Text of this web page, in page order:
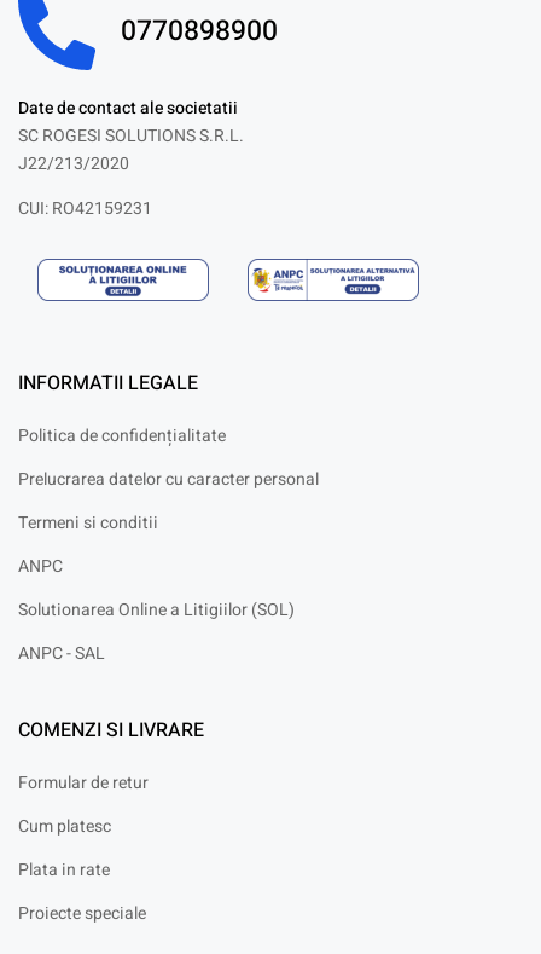
0770898900
Date de contact ale societatii
SC ROGESI SOLUTIONS S.R.L.
J22/213/2020
CUI: RO42159231
INFORMATII LEGALE
Politica de confidențialitate
Prelucrarea datelor cu caracter personal
Termeni si conditii
ANPC
Solutionarea Online a Litigiilor (SOL)
ANPC - SAL
COMENZI SI LIVRARE
Formular de retur
Cum platesc
Plata in rate
Proiecte speciale